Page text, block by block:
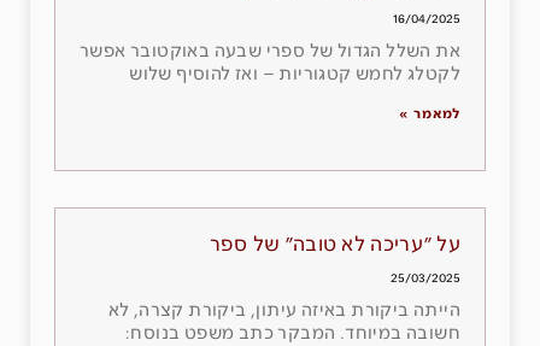
16/04/2025
את השלל הגדול של ספרי שבעה באוקטובר אפשר
לקטלג לחמש קטגוריות – ואז להוסיף שלוש
למאמר »
על ״עריכה לא טובה״ של ספר
25/03/2025
הייתה ביקורת באיזה עיתון, ביקורת קצרה, לא
חשובה במיוחד. המבקר כתב משפט בנוסח: